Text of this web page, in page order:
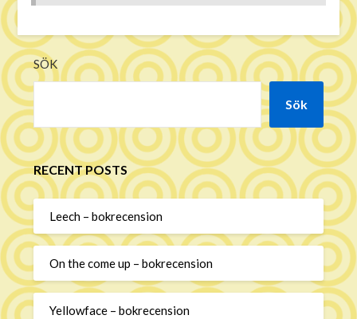
SÖK
Sök
RECENT POSTS
Leech – bokrecension
On the come up – bokrecension
Yellowface – bokrecension